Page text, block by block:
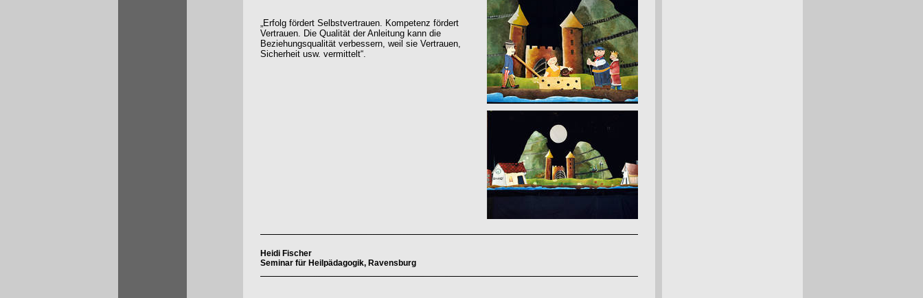
„Erfolg fördert Selbstvertrauen. Kompetenz fördert
Vertrauen. Die Qualität der Anleitung kann die
Beziehungsqualität verbessern, weil sie Vertrauen,
Sicherheit usw. vermittelt“.
Heidi Fischer
Seminar für Heilpädagogik, Ravensburg